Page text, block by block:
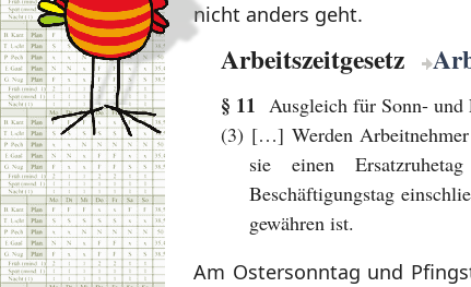
nicht anders geht.
Arbeitszeitgesetz
§ 11 Ausgleich für Sonn- und
(3) […] Werden Arbeitnehmer
sie einen
Beschäftigungstag
gewähren ist.
Am Ostersonntag und